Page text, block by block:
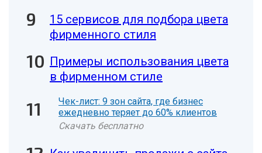
15 сервисов для подбора цвета
фирменного стиля
Примеры использования цвета
в фирменном стиле
Чек-лист: 9 зон сайта, где бизнес
ежедневно теряет до 60% клиентов
Скачать бесплатно